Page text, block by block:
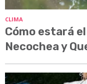
CLIMA
Cómo estará
Necochea y